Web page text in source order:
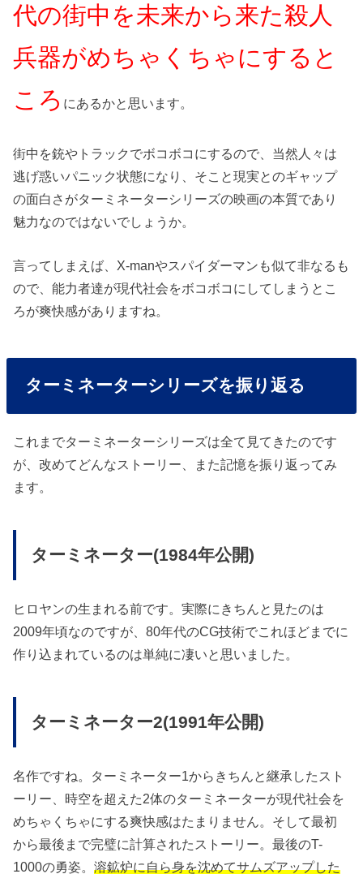
代の街中を未来から来た殺人
兵器がめちゃくちゃにすると
ころ にあるかと思います。
街中を銃やトラックでボコボコにするので、当然人々は
逃げ惑いパニック状態になり、そこと現実とのギャップ
の面白さがターミネーターシリーズの映画の本質であり
魅力なのではないでしょうか。
言ってしまえば、X-manやスパイダーマンも似て非なるも
ので、能力者達が現代社会をボコボコにしてしまうとこ
ろが爽快感がありますね。
ターミネーターシリーズを振り返る
これまでターミネーターシリーズは全て見てきたのです
が、改めてどんなストーリー、また記憶を振り返ってみ
ます。
ターミネーター(1984年公開)
ヒロヤンの生まれる前です。実際にきちんと見たのは
2009年頃なのですが、80年代のCG技術でこれほどまでに
作り込まれているのは単純に凄いと思いました。
ターミネーター2(1991年公開)
名作ですね。ターミネーター1からきちんと継承したスト
ーリー、時空を超えた2体のターミネーターが現代社会を
めちゃくちゃにする爽快感はたまりません。そして最初
から最後まで完璧に計算されたストーリー。最後のT-
1000の勇姿。溶鉱炉に自ら身を沈めてサムズアップした